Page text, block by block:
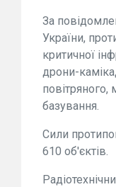
За
України,
критичної
дрони-
повітряного,
базування.
Сили
610 об'єктів.